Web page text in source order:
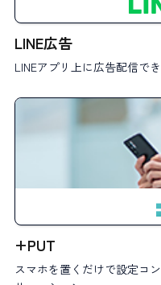
LINE広告
LINEアプリ上に広告配信で
+PUT
スマホを置くだけで設定コ